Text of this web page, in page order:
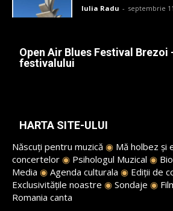
Iulia Radu - septembrie
Open Air Blues Festival Brezoi
festivalului
HARTA SITE-ULUI
Născuți pentru muzică ◉ Mă holbez și
concertelor ◉ Psihologul Muzical ◉
Media ◉ Agenda culturala ◉ Ediții de
Exclusivitățile noastre ◉ Sondaje ◉
Romania canta